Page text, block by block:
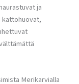
ja
kattohuovat,
Merikarvialla